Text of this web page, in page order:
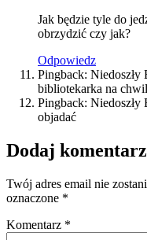
Jak będzie tyle do
obrzydzić czy jak?
Odpowiedz
Pingback:
bibliotekarka na
Pingback:
objadać
Dodaj komentarz
Twój adres email nie
oznaczone *
Komentarz *